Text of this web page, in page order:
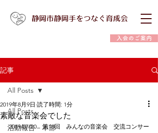
入会のご案内
静岡市静岡手をつなぐ育成会
記事
All Posts
活動報告－本部
All Posts
素敵な音楽会でした
2019年8月9日 読了時間: 1分
2019/07/20　第18回　みんなの音楽会　交流コンサー